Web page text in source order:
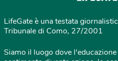
LifeGate è una testata
Tribunale di Como, 27/2001
Siamo il luogo dove